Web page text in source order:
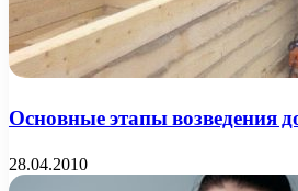
Основные этапы возведения
28.04.2010